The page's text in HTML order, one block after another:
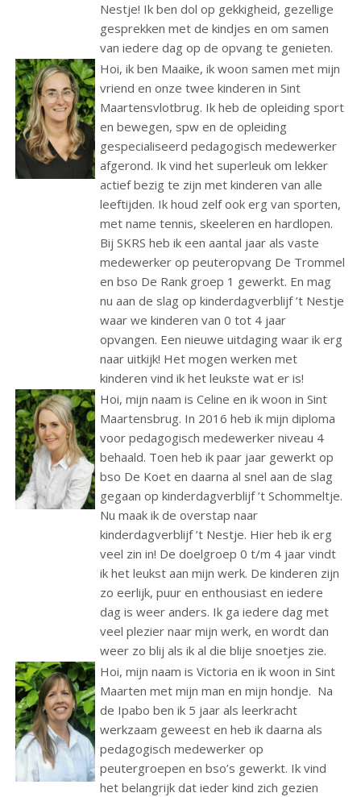
Nestje! Ik ben dol op gekkigheid, gezellige
gesprekken met de kindjes en om samen
van iedere dag op de opvang te genieten.
Hoi, ik ben Maaike, ik woon samen met mijn
vriend en onze twee kinderen in Sint
Maartensvlotbrug. Ik heb de opleiding sport
en bewegen, spw en de opleiding
gespecialiseerd pedagogisch medewerker
afgerond. Ik vind het superleuk om lekker
actief bezig te zijn met kinderen van alle
leeftijden. Ik houd zelf ook erg van sporten,
met name tennis, skeeleren en hardlopen.
Bij SKRS heb ik een aantal jaar als vaste
medewerker op peuteropvang De Trommel
en bso De Rank groep 1 gewerkt. En mag
nu aan de slag op kinderdagverblijf ’t Nestje
waar we kinderen van 0 tot 4 jaar
opvangen. Een nieuwe uitdaging waar ik erg
naar uitkijk! Het mogen werken met
kinderen vind ik het leukste wat er is!
Hoi, mijn naam is Celine en ik woon in Sint
Maartensbrug. In 2016 heb ik mijn diploma
voor pedagogisch medewerker niveau 4
behaald. Toen heb ik paar jaar gewerkt op
bso De Koet en daarna al snel aan de slag
gegaan op kinderdagverblijf ’t Schommeltje.
Nu maak ik de overstap naar
kinderdagverblijf ’t Nestje. Hier heb ik erg
veel zin in! De doelgroep 0 t/m 4 jaar vindt
ik het leukst aan mijn werk. De kinderen zijn
zo eerlijk, puur en enthousiast en iedere
dag is weer anders. Ik ga iedere dag met
veel plezier naar mijn werk, en wordt dan
weer zo blij als ik al die blije snoetjes zie.
Hoi, mijn naam is Victoria en ik woon in Sint
Maarten met mijn man en mijn hondje. Na
de Ipabo ben ik 5 jaar als leerkracht
werkzaam geweest en heb ik daarna als
pedagogisch medewerker op
peutergroepen en bso’s gewerkt. Ik vind
het belangrijk dat ieder kind zich gezien